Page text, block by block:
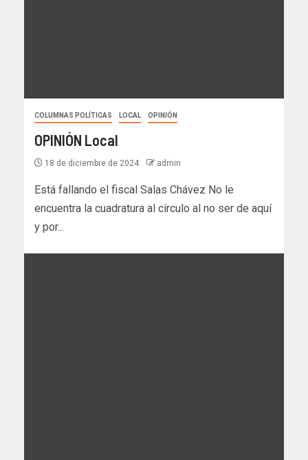
COLUMNAS POLÍTICAS LOCAL OPINIÓN
OPINIÓN Local
18 de diciembre de 2024 admin
Está fallando el fiscal Salas Chávez No le
encuentra la cuadratura al círculo al no ser de aquí
y por...